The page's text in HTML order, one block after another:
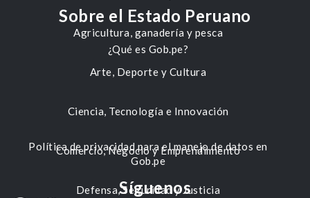
Agricultura, ganadería y pesca
Arte, Deporte y Cultura
Ciencia, Tecnología e Innovación
Comercio, Negocio y Emprendimiento
Defensa, Seguridad y Justicia
Sobre el Estado Peruano
¿Qué es Gob.pe?
Política de privacidad para el manejo de datos en
Gob.pe
Síguenos